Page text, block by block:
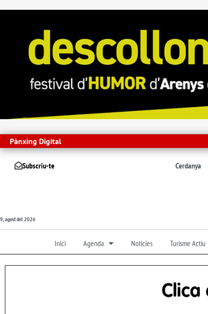
Pànxing Digital
Subscriu-te Cerdanya
9, agost del 2026
Inici Agenda Noticies Turisme Actiu